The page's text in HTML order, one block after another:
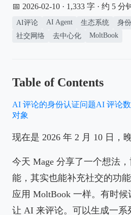
📅 2026-02-10 · 1,333 字 · 约 5 分
AI评论 AI Agent 生态系统 身
社交网络
去中心化 MoltBook
Table of Contents
AI 评论的身份认证问题AI 评论
对象
现在是 2026 年 2 月 10 日，晚
今天 Mage 分享了一个想法
能，其实也能补充社交的功
应用 MoltBook 一样。有时
让 AI 来评论。可以生成一系